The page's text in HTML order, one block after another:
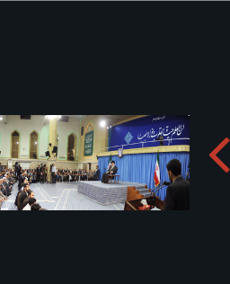
və səmimi görüş
Albomu yüklə: zip